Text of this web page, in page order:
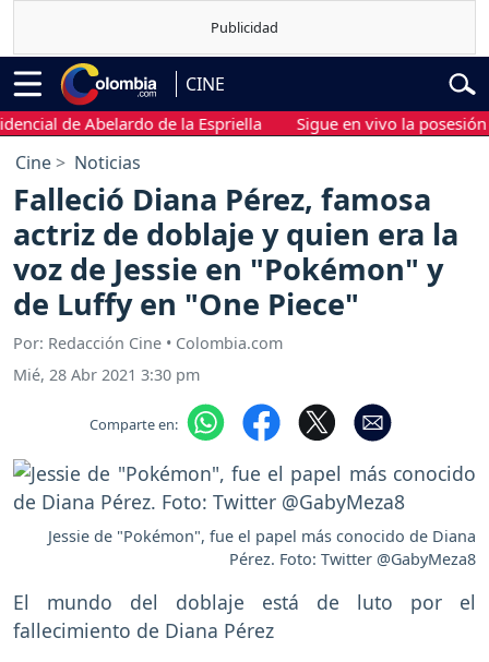
CINE
de Abelardo de la Espriella Sigue en vivo la posesión
Cine Noticias
Falleció Diana Pérez, famosa
actriz de doblaje y quien era la
voz de Jessie en "Pokémon" y
de Luffy en "One Piece"
Por: Redacción Cine • Colombia.com
Mié, 28 Abr 2021 3:30 pm
Comparte en:
Jessie de "Pokémon", fue el papel más conocido de Diana
Pérez. Foto: Twitter @GabyMeza8
El mundo del doblaje está de luto por el
fallecimiento de Diana Pérez